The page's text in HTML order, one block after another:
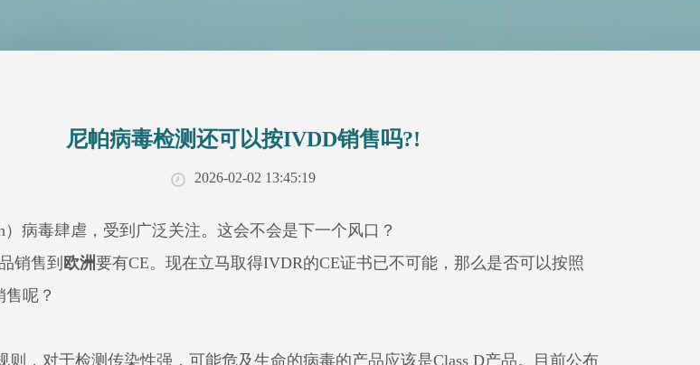
尼帕病毒检测还可以按IVDD销售吗?!
2026-02-02 13:45:19
）病毒肆虐，受到广泛关注。这会不会是下一个风口？
销售到 欧洲要有CE。现在立马取得IVDR的CE证书已不可能，那么是否可以按照
呢？
则，对于检测传染性强，可能危及生命的病毒的产品应该是Class D产品。目前公布